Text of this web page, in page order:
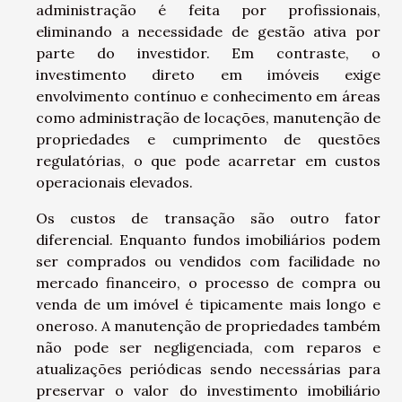
administração é feita por profissionais,
eliminando a necessidade de gestão ativa por
parte do investidor. Em contraste, o
investimento direto em imóveis exige
envolvimento contínuo e conhecimento em áreas
como administração de locações, manutenção de
propriedades e cumprimento de questões
regulatórias, o que pode acarretar em custos
operacionais elevados.
Os custos de transação são outro fator
diferencial. Enquanto fundos imobiliários podem
ser comprados ou vendidos com facilidade no
mercado financeiro, o processo de compra ou
venda de um imóvel é tipicamente mais longo e
oneroso. A manutenção de propriedades também
não pode ser negligenciada, com reparos e
atualizações periódicas sendo necessárias para
preservar o valor do investimento imobiliário